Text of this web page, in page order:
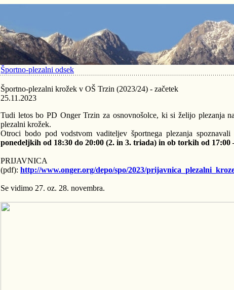
Športno-plezalni odsek
Športno-plezalni krožek v OŠ Trzin (2023/24) - začetek
25.11.2023
Tudi letos bo PD Onger Trzin za osnovnošolce, ki si želijo plezanja
plezalni krožek.
Otroci bodo pod vodstvom vaditeljev športnega plezanja spoznavali
ponedeljkih od 18:30 do 20:00 (2. in 3. triada) in ob torkih od 17:00
PRIJAVNICA
(pdf): http://www.onger.org/depo/spo/2023/
Se vidimo 27. oz. 28. novembra.